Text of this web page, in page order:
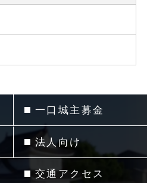
一口城主募金
法人向け
交通アクセス